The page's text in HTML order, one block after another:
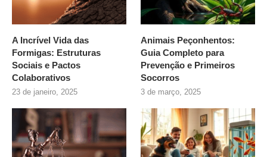
A Incrível Vida das
Formigas: Estruturas
Sociais e Pactos
Colaborativos
23 de janeiro, 2025
Animais Peçonhentos:
Guia Completo para
Prevenção e Primeiros
Socorros
3 de março, 2025